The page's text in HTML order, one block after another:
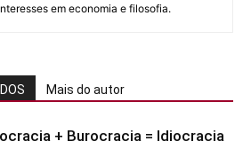
em economia e filosofia.
Mais do autor
+ Burocracia = Idiocracia